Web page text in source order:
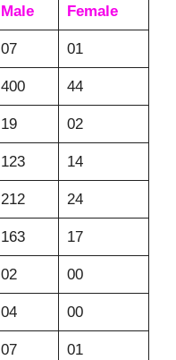
Male Female
07 01
400 44
19 02
123 14
212 24
163 17
02 00
04 00
07 01